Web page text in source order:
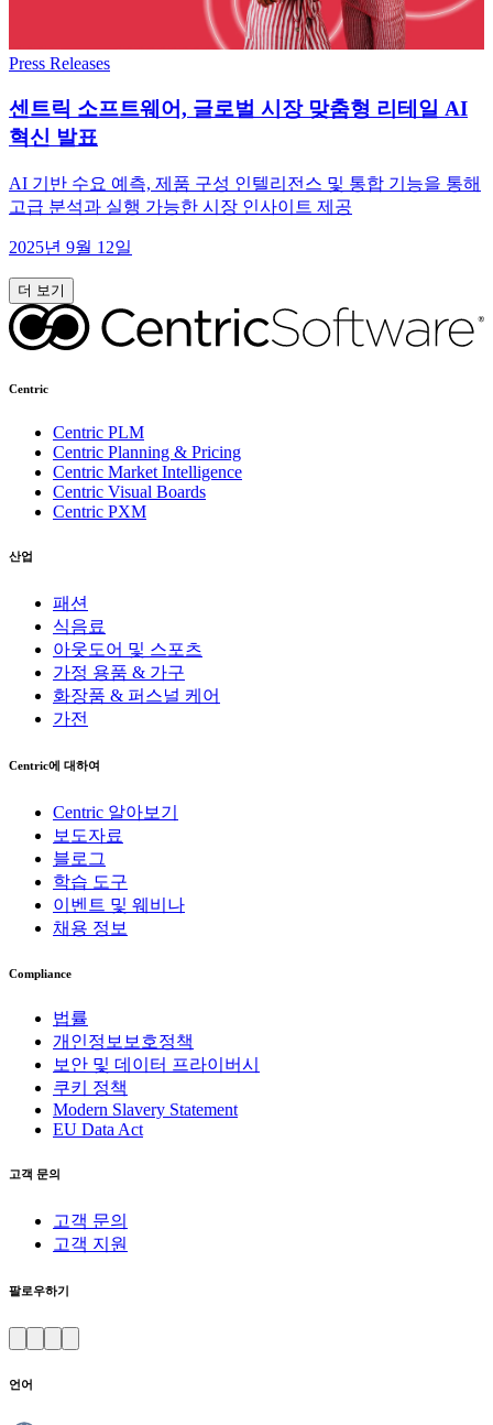
Press Releases
센트릭 소프트웨어, 글로벌 시장 맞춤형 리테일 AI
혁신 발표
AI 기반 수요 예측, 제품 구성 인텔리전스 및 통합 기능을 통해
고급 분석과 실행 가능한 시장 인사이트 제공
2025년 9월 12일
더 보기
Centric
Centric PLM
Centric Planning & Pricing
Centric Market Intelligence
Centric Visual Boards
Centric PXM
산업
패션
식음료
아웃도어 및 스포츠
가정 용품 & 가구
화장품 & 퍼스널 케어
가전
Centric에 대하여
Centric 알아보기
보도자료
블로그
학습 도구
이벤트 및 웨비나
채용 정보
Compliance
법률
개인정보보호정책
보안 및 데이터 프라이버시
쿠키 정책
Modern Slavery Statement
EU Data Act
고객 문의
고객 문의
고객 지원
팔로우하기
언어